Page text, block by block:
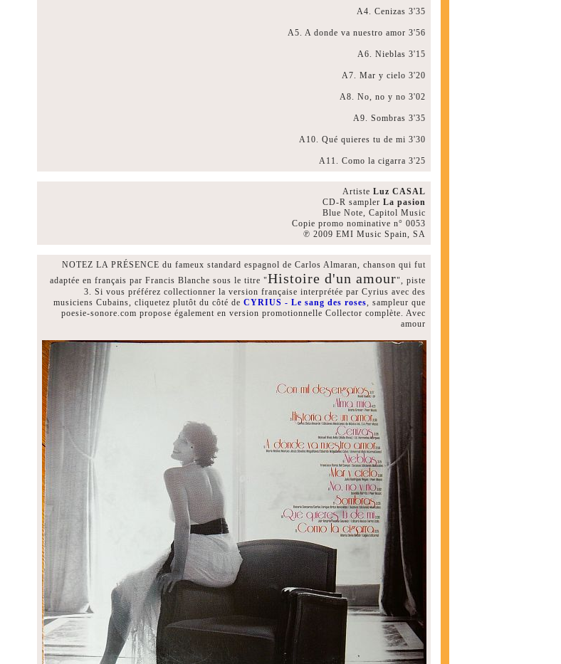
A4. Cenizas 3'35
A5. A donde va nuestro amor 3'56
A6. Nieblas 3'15
A7. Mar y cielo 3'20
A8. No, no y no 3'02
A9. Sombras 3'35
A10. Qué quieres tu de mi 3'30
A11. Como la cigarra 3'25
Artiste Luz CASAL
CD-R sampler La pasion
Blue Note, Capitol Music
Copie promo nominative n° 0053
℗ 2009 EMI Music Spain, SA
NOTEZ LA PRÉSENCE du fameux standard espagnol de Carlos Almaran, chanson qui fut
adaptée en français par Francis Blanche sous le titre "Histoire d'un amour", piste
3. Si vous préférez collectionner la version française interprétée par Cyrius avec des
musiciens Cubains, cliquetez plutôt du côté de CYRIUS - Le sang des roses, sampleur que
poesie-sonore.com propose également en version promotionnelle Collector complète. Avec
amour